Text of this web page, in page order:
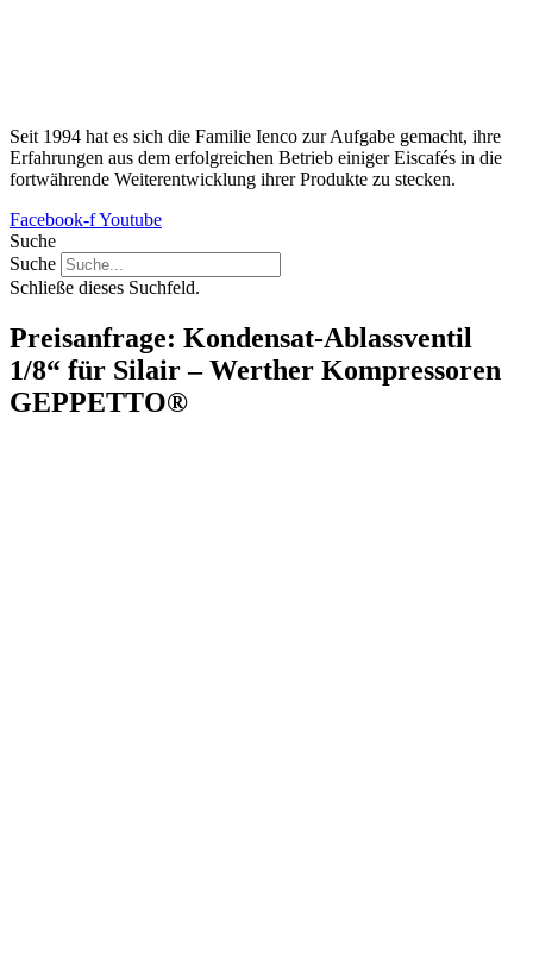
Seit 1994 hat es sich die Familie Ienco zur Aufgabe gemacht, ihre
Erfahrungen aus dem erfolgreichen Betrieb einiger Eiscafés in die
fortwährende Weiterentwicklung ihrer Produkte zu stecken.
Facebook-fYoutube
Suche
Suche
Schließe dieses Suchfeld.
Preisanfrage: Kondensat-Ablassventil
1/8“ für Silair – Werther Kompressoren
GEPPETTO®